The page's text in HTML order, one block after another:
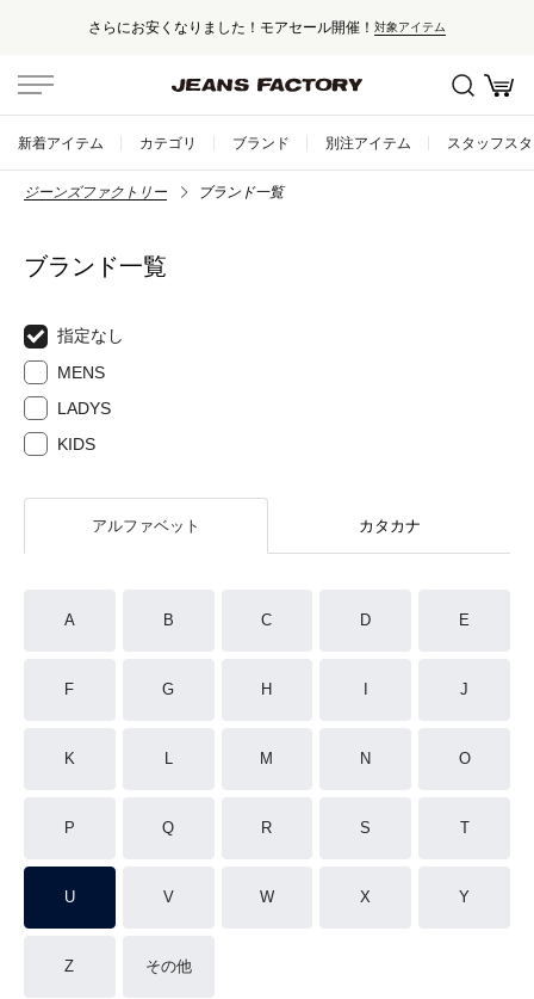
さらにお安くなりました！モアセール開催！ 対象アイテム
新着アイテム カテゴリ ブランド 別注アイテム スタッフス
ジーンズファクトリー ブランド一覧
ブランド一覧
指定なし
MENS
LADYS
KIDS
アルファベット カタカナ
A B C D E
F G H J
K L M N O
P Q R S T
U V W X Y
Z その他